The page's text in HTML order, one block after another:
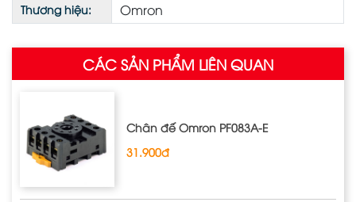
Thương hiệu: Omron
CÁC SẢN PHẨM LIÊN QUAN
Chân đế Omron PF083A-E
31.900đ